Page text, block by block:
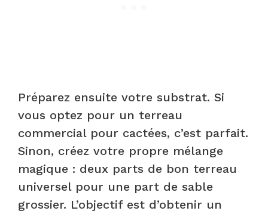
Préparez ensuite votre substrat. Si
vous optez pour un terreau
commercial pour cactées, c’est parfait.
Sinon, créez votre propre mélange
magique : deux parts de bon terreau
universel pour une part de sable
grossier. L’objectif est d’obtenir un